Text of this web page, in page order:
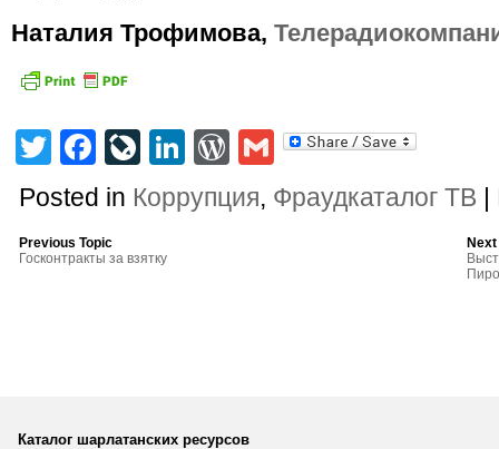
Наталия Трофимова,
TwitterFacebook
LiveJournal
LinkedIn
WordPress
Gmail
Posted in Коррупция, Фраудкаталог ТВ |
Previous Topic
Госконтракты за взятку
Каталог шарлатанских ресурсов